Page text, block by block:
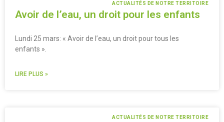
ACTUALITÉS DE NOTRE TERRITOIRE
Avoir de l’eau, un droit pour les enfants
Lundi 25 mars: « Avoir de l’eau, un droit pour tous les
enfants ».
LIRE PLUS »
ACTUALITÉS DE NOTRE TERRITOIRE